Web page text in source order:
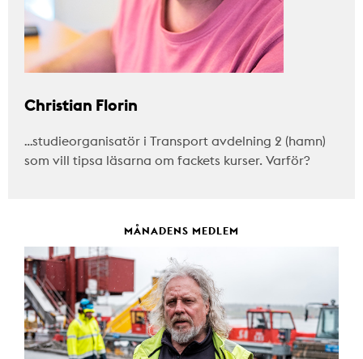
Christian Florin
…studieorganisatör i Transport avdelning 2 (hamn)
som vill tipsa läsarna om fackets kurser. Varför?
MÅNADENS MEDLEM